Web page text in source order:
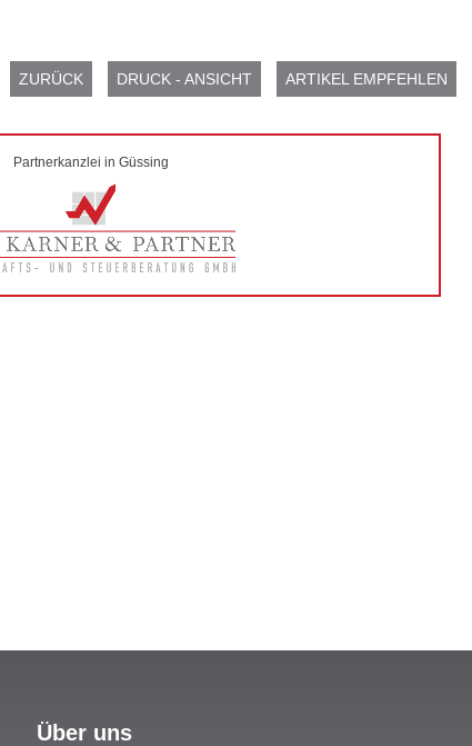
ZURÜCK DRUCK - ANSICHT ARTIKEL EMPFEHLEN
Partnerkanzlei in Güssing
Über uns